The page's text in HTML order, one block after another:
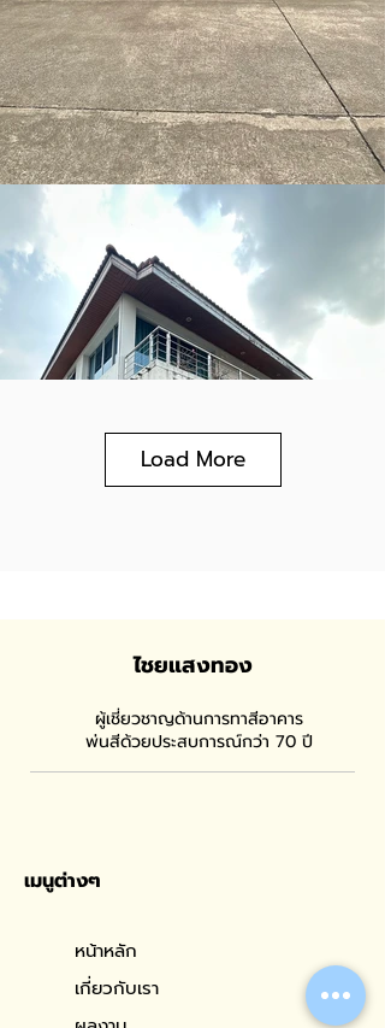
Load More
เมนูต่างๆ
ไชยแสงทอง
ผู้เชี่ยวชาญด้านการทาสีอาคาร
พ่นสีด้วยประสบการณ์กว่า 70 ปี
หน้าหลัก
เกี่ยวกับเรา